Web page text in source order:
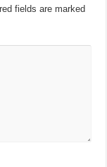
fields are marked